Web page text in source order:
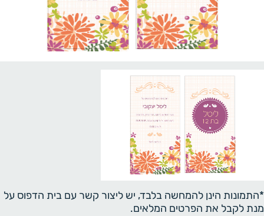
*התמונות הינן להמחשה בלבד, יש ליצור קשר עם בית הדפוס על
מנת לקבל את הפרטים המלאים.